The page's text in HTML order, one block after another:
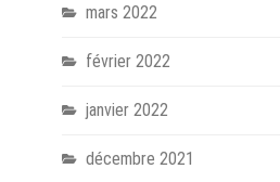
mars 2022
février 2022
janvier 2022
décembre 2021